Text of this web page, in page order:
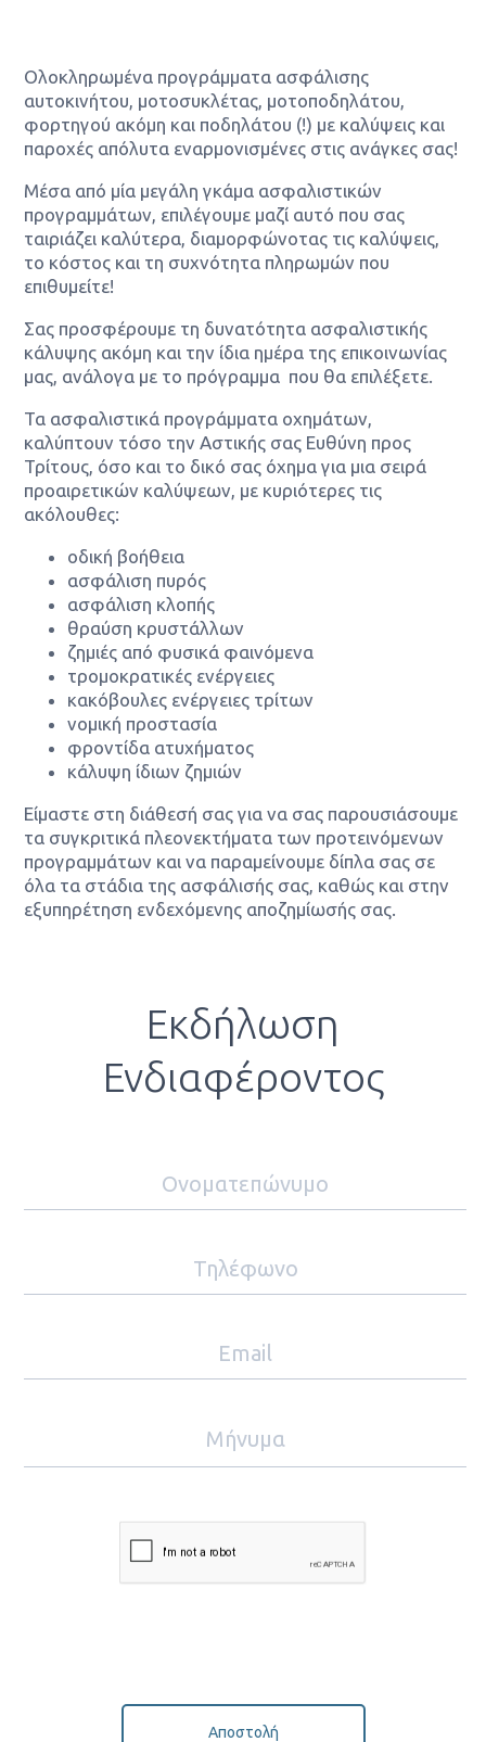
Ολοκληρωμένα προγράμματα ασφάλισης
αυτοκινήτου, μοτοσυκλέτας, μοτοποδηλάτου,
φορτηγού ακόμη και ποδηλάτου (!) με καλύψεις και
παροχές απόλυτα εναρμονισμένες στις ανάγκες σας!
Μέσα από μία μεγάλη γκάμα ασφαλιστικών
προγραμμάτων, επιλέγουμε μαζί αυτό που σας
ταιριάζει καλύτερα, διαμορφώνοτας τις καλύψεις,
το κόστος και τη συχνότητα πληρωμών που
επιθυμείτε!
Σας προσφέρουμε τη δυνατότητα ασφαλιστικής
κάλυψης ακόμη και την ίδια ημέρα της επικοινωνίας
μας, ανάλογα με το πρόγραμμα που θα επιλέξετε.
Τα ασφαλιστικά προγράμματα οχημάτων,
καλύπτουν τόσο την Αστικής σας Ευθύνη προς
Τρίτους, όσο και το δικό σας όχημα για μια σειρά
προαιρετικών καλύψεων, με κυριότερες τις
ακόλουθες:
οδική βοήθεια
ασφάλιση πυρός
ασφάλιση κλοπής
θραύση κρυστάλλων
ζημιές από φυσικά φαινόμενα
τρομοκρατικές ενέργειες
κακόβουλες ενέργειες τρίτων
νομική προστασία
φροντίδα ατυχήματος
κάλυψη ίδιων ζημιών
Είμαστε στη διάθεσή σας για να σας παρουσιάσουμε
τα συγκριτικά πλεονεκτήματα των προτεινόμενων
προγραμμάτων και να παραμείνουμε δίπλα σας σε
όλα τα στάδια της ασφάλισής σας, καθώς και στην
εξυπηρέτηση ενδεχόμενης αποζημίωσής σας.
Εκδήλωση
Ενδιαφέροντος
Αποστολή